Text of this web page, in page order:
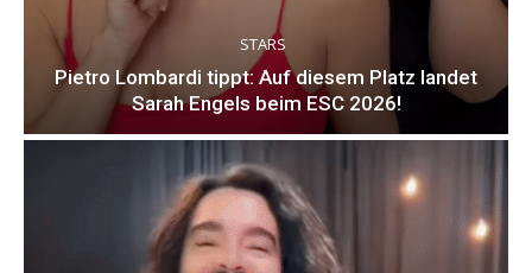
STARS
Pietro Lombardi tippt: Auf diesem Platz landet
Sarah Engels beim ESC 2026!